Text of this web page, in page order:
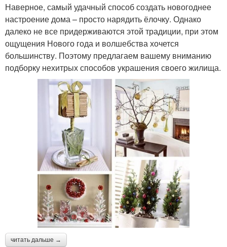
Наверное, самый удачный способ создать новогоднее
настроение дома – просто нарядить ёлочку. Однако
далеко не все придерживаются этой традиции, при этом
ощущения Нового года и волшебства хочется
большинству. Поэтому предлагаем вашему вниманию
подборку нехитрых способов украшения своего жилища.
читать дальше →